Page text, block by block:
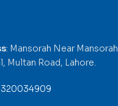
: Mansorah Near Mansorah
Multan Road, Lahore.